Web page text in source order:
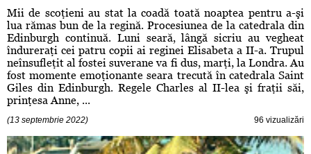
Mii de scoţieni au stat la coadă toată noaptea pentru a-şi
lua rămas bun de la regină. Procesiunea de la catedrala din
Edinburgh continuă. Luni seară, lângă sicriu au vegheat
îndureraţi cei patru copii ai reginei Elisabeta a II-a. Trupul
neînsufleţit al fostei suverane va fi dus, marţi, la Londra. Au
fost momente emoţionante seara trecută în catedrala Saint
Giles din Edinburgh. Regele Charles al II-lea şi fraţii săi,
prinţesa Anne, ...
(13 septembrie 2022) 96 vizualizări